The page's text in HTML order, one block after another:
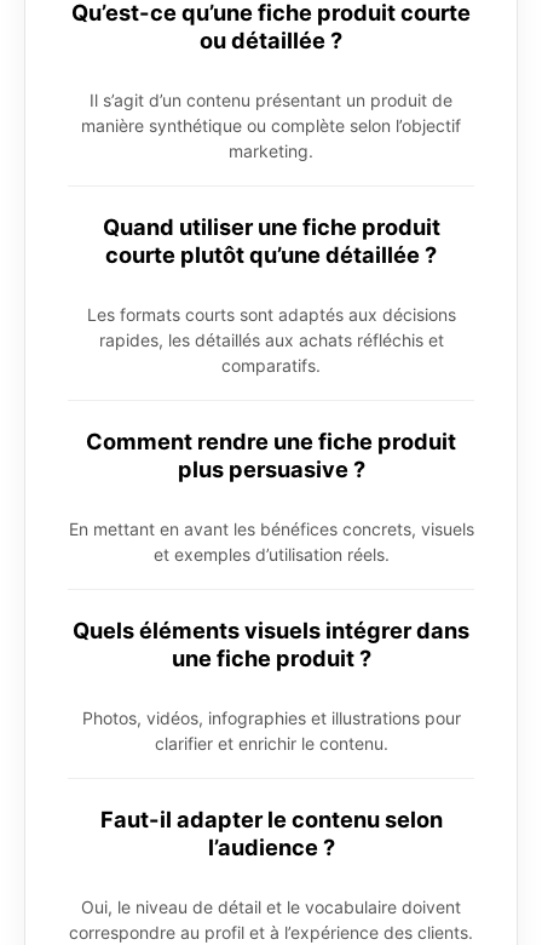
Qu’est-ce qu’une fiche produit courte
ou détaillée ?
Il s’agit d’un contenu présentant un produit de
manière synthétique ou complète selon l’objectif
marketing.
Quand utiliser une fiche produit
courte plutôt qu’une détaillée ?
Les formats courts sont adaptés aux décisions
rapides, les détaillés aux achats réfléchis et
comparatifs.
Comment rendre une fiche produit
plus persuasive ?
En mettant en avant les bénéfices concrets, visuels
et exemples d’utilisation réels.
Quels éléments visuels intégrer dans
une fiche produit ?
Photos, vidéos, infographies et illustrations pour
clarifier et enrichir le contenu.
Faut-il adapter le contenu selon
l’audience ?
Oui, le niveau de détail et le vocabulaire doivent
correspondre au profil et à l’expérience des clients.